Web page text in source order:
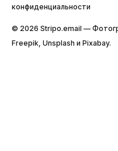
конфиденциальности
© 2026 Stripо.email —
Freepik, Unsplash и Pixabay.